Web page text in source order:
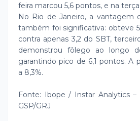
feira marcou 5,6 pontos, e na
No Rio de Janeiro, a vantagem
também foi significativa: obteve
contra apenas 3,2 do SBT,
demonstrou fôlego ao longo
garantindo pico de 6,1 pontos. A
a 8,3%.
Fonte: Ibope / Instar Analytics –
GSP/GRJ